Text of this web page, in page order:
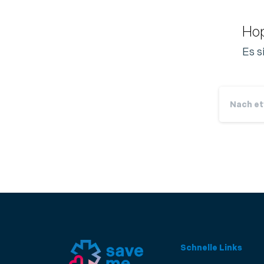
Es
Schnelle Links